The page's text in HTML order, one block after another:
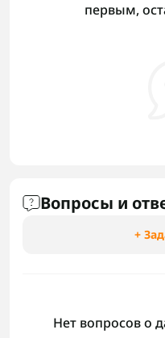
первым,
Вопросы и
+
Нет вопросов о